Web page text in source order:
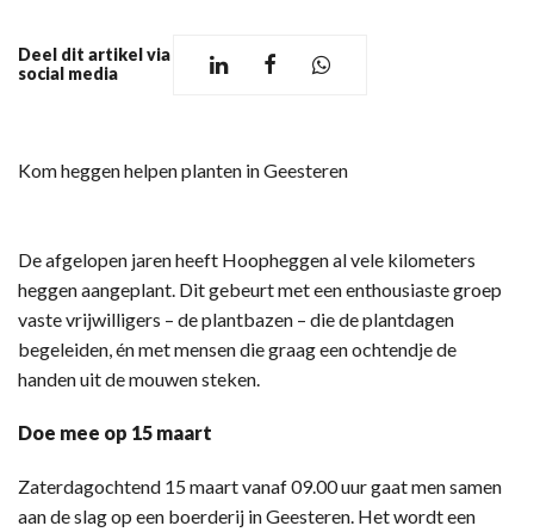
Deel dit artikel via
social media
Kom heggen helpen planten in Geesteren
De afgelopen jaren heeft Hoopheggen al vele kilometers
heggen aangeplant. Dit gebeurt met een enthousiaste groep
vaste vrijwilligers – de plantbazen – die de plantdagen
begeleiden, én met mensen die graag een ochtendje de
handen uit de mouwen steken.
Doe mee op 15 maart
Zaterdagochtend 15 maart vanaf 09.00 uur gaat men samen
aan de slag op een boerderij in Geesteren. Het wordt een